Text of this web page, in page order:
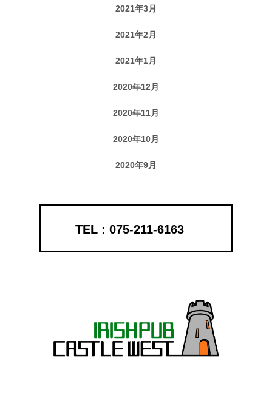
2021年3月
2021年2月
2021年1月
2020年12月
2020年11月
2020年10月
2020年9月
075-211-6163